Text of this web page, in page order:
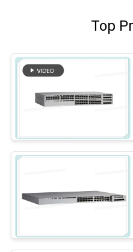
Top